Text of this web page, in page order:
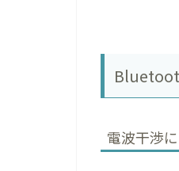
電波干渉